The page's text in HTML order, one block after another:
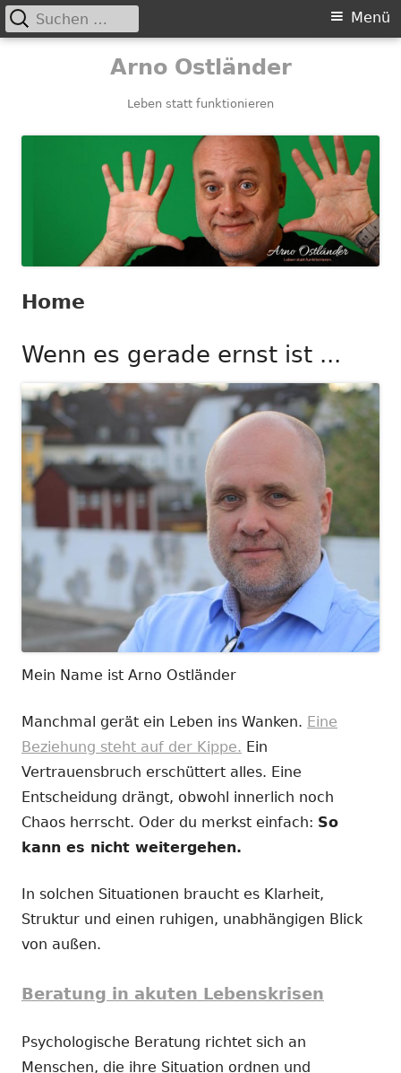
Arno Ostländer
Leben statt funktionieren
Primäres
Menü
Suchen
nach:
Home
Wenn es gerade ernst ist ...
Mein Name ist Arno Ostländer
Manchmal gerät ein Leben ins Wanken. Eine
Beziehung steht auf der Kippe. Ein
Vertrauensbruch erschüttert alles. Eine
Entscheidung drängt, obwohl innerlich noch
Chaos herrscht. Oder du merkst einfach: So
kann es nicht weitergehen.
In solchen Situationen braucht es Klarheit,
Struktur und einen ruhigen, unabhängigen Blick
von außen.
Beratung in akuten Lebenskrisen
Psychologische Beratung richtet sich an
Menschen, die ihre Situation ordnen und